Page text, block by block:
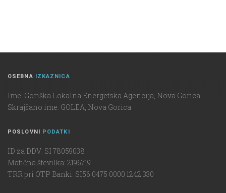
OSEBNA IZKAZNICA
Ime: Goriška Lokalna Energetska Agencija, Nova Gorica
Skrajšano ime: GOLEA, Nova Gorica
POSLOVNI PODATKI
ID za DDV: SI 78059038
Matična številka: 2196719
TRR pri OTP Banki: SI56 0475 0000 1242 330